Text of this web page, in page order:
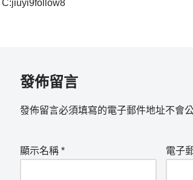
TC:jiuyi9follow8
發佈留言
發佈留言必須填寫的電子郵件地址不會
顯示名稱 * 電子